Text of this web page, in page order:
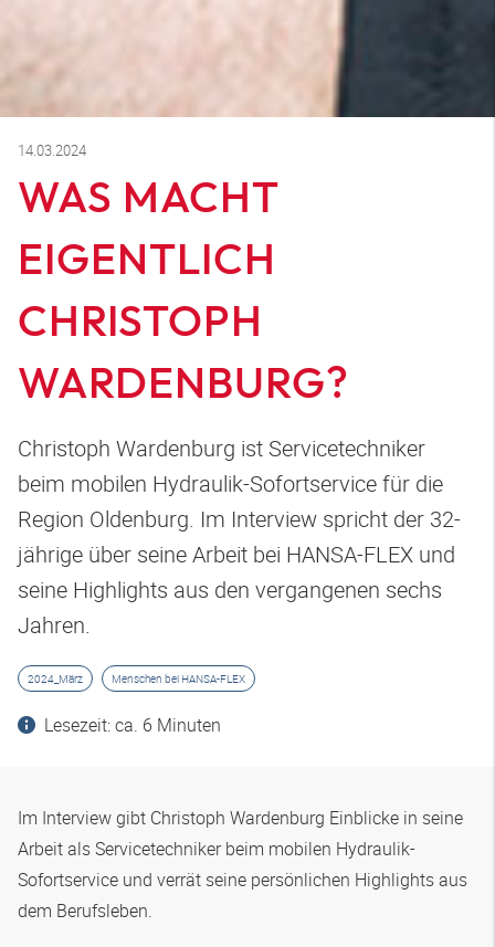
14.03.2024
WAS MACHT
EIGENTLICH
CHRISTOPH
WARDENBURG?
Christoph Wardenburg ist Servicetechniker
beim mobilen Hydraulik-Sofortservice für die
Region Oldenburg. Im Interview spricht der 32-
jährige über seine Arbeit bei HANSA-FLEX und
seine Highlights aus den vergangenen sechs
Jahren.
2024_März Menschen bei HANSA-FLEX
Lesezeit: ca. 6 Minuten
Im Interview gibt Christoph Wardenburg Einblicke in seine
Arbeit als Servicetechniker beim mobilen Hydraulik-
Sofortservice und verrät seine persönlichen Highlights aus
dem Berufsleben.